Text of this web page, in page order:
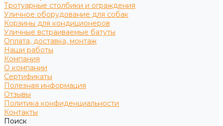
Тротуарные столбики и ограждения
Уличное оборудование для собак
Корзины для кондиционеров
Уличные встраиваемые батуты
Оплата, доставка, монтаж
Наши работы
Компания
О компании
Сертификаты
Полезная информация
Отзывы
Политика конфиденциальности
Контакты
Поиск